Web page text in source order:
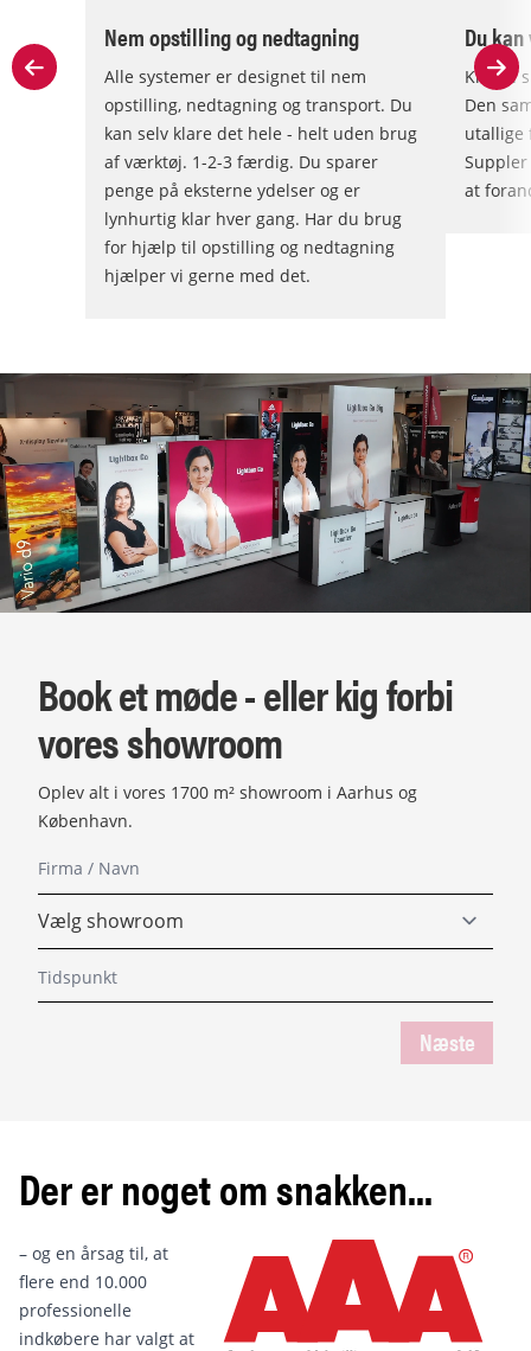
Nem opstilling og nedtagning
Alle systemer er designet til nem
opstilling, nedtagning og transport. Du
kan selv klare det hele - helt uden brug
af værktøj. 1-2-3 færdig. Du sparer
penge på eksterne ydelser og er
lynhurtig klar hver gang. Har du brug
for hjælp til opstilling og nedtagning
hjælper vi gerne med det.
Du
Klar til
Den
utallige
at
Next
Book et møde - eller kig forbi
vores showroom
Oplev alt i vores 1700 m² showroom i Aarhus og
København.
Næste
Der er noget om snakken...
– og en årsag til, at
flere end 10.000
professionelle
indkøbere har valgt at